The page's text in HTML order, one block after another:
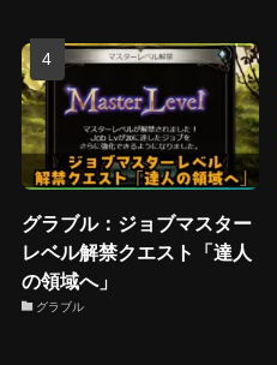
グラブル：ジョブマスター
レベル解禁クエスト「達人
の領域へ」
グラブル